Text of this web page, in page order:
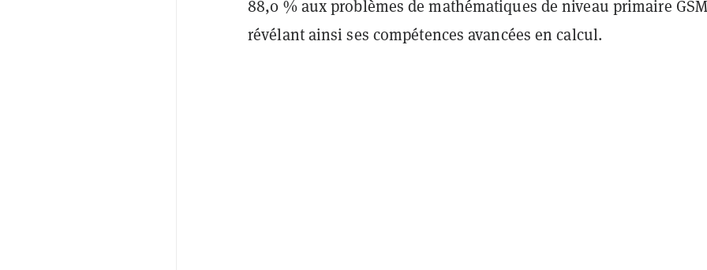
88,0 % aux problèmes de mathématiques de niveau primaire
révélant ainsi ses compétences avancées en calcul.